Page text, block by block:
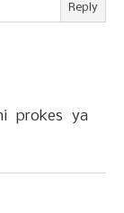
Reply
prokes ya